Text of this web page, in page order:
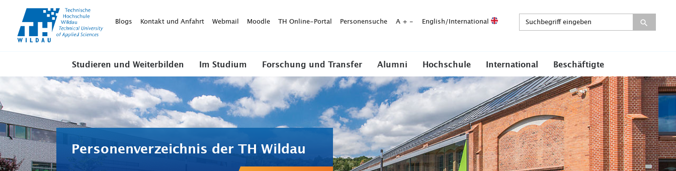
WildauBlogs Kontakt und Anfahrt Webmail Moodle TH Online-Portal Personensuche A + - English/International
Studieren und Weiterbilden Im Studium Forschung und Transfer Alumni Hochschule International Beschäftigte
Personenverzeichnis der TH Wildau